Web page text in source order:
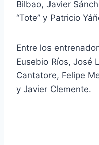
Bilbao, Javier
“Tote” y Patricio
Entre los
Eusebio Ríos, José
Cantatore, Felipe
y Javier Clemente.